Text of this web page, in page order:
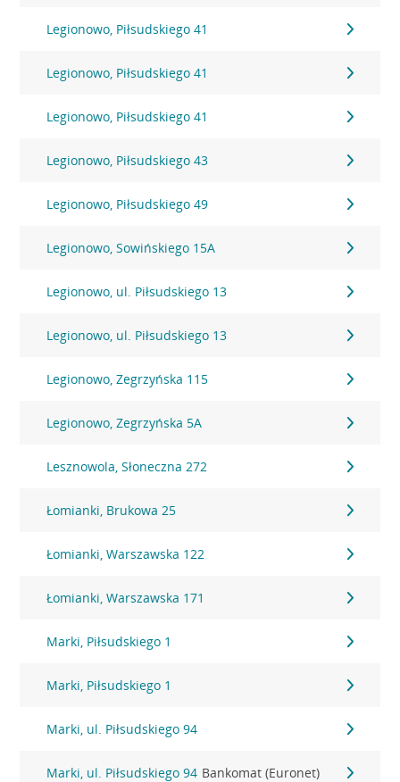
Legionowo, Piłsudskiego 41
Legionowo, Piłsudskiego 41
Legionowo, Piłsudskiego 41
Legionowo, Piłsudskiego 43
Legionowo, Piłsudskiego 49
Legionowo, Sowińskiego 15A
Legionowo, ul. Piłsudskiego 13
Legionowo, ul. Piłsudskiego 13
Legionowo, Zegrzyńska 115
Legionowo, Zegrzyńska 5A
Lesznowola, Słoneczna 272
Łomianki, Brukowa 25
Łomianki, Warszawska 122
Łomianki, Warszawska 171
Marki, Piłsudskiego 1
Marki, Piłsudskiego 1
Marki, ul. Piłsudskiego 94
Marki, ul. Piłsudskiego 94 Bankomat (Euronet)